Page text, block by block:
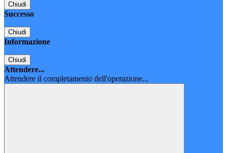
Chiudi
Successo
Chiudi
Informazione
Chiudi
Attendere...
Attendere il completamento dell'operazione...